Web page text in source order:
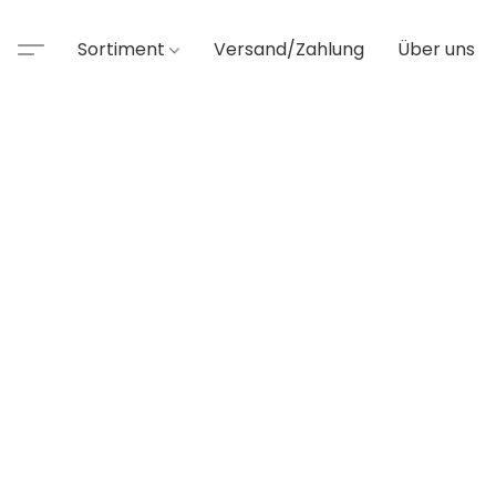
Sortiment Versand/Zahlung Über uns